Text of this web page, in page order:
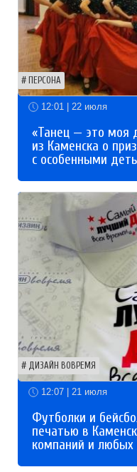
ПЕРСОНА
12:01 | 22 июля
«Танец — это моя
из Каменска о
с особенными
ДИЗАЙН ВОВРЕМЯ
12:07 | 21 июля
Футболки и
печатью в
компаний и любых